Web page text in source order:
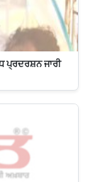
ਪ੍ਰਦਰਸ਼ਨ ਜਾਰੀ